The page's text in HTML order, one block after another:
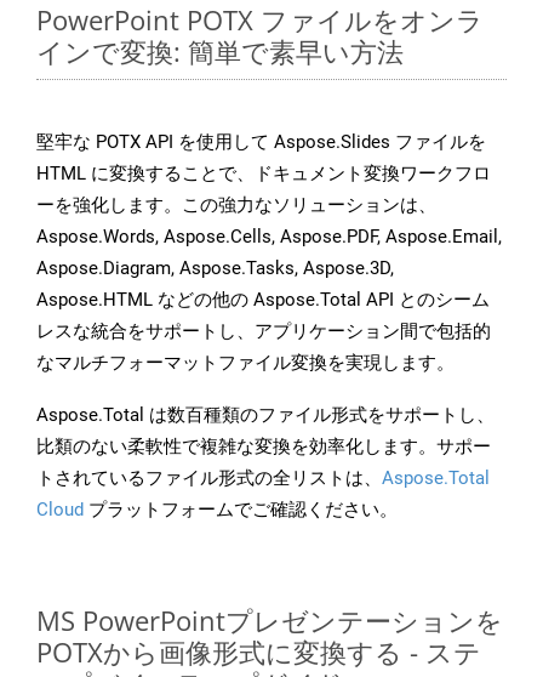
PowerPoint POTX ファイルをオンラ
インで変換: 簡単で素早い方法
堅牢な POTX API を使用して Aspose.Slides ファイルを
HTML に変換することで、ドキュメント変換ワークフロ
ーを強化します。この強力なソリューションは、
Aspose.Words, Aspose.Cells, Aspose.PDF, Aspose.Email,
Aspose.Diagram, Aspose.Tasks, Aspose.3D,
Aspose.HTML などの他の Aspose.Total API とのシーム
レスな統合をサポートし、アプリケーション間で包括的
なマルチフォーマットファイル変換を実現します。
Aspose.Total は数百種類のファイル形式をサポートし、
比類のない柔軟性で複雑な変換を効率化します。サポー
トされているファイル形式の全リストは、 Aspose.Total
Cloud プラットフォームでご確認ください。
MS PowerPointプレゼンテーションを
POTXから画像形式に変換する - ステ